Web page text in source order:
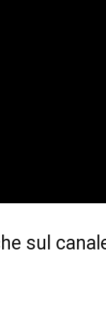
sul